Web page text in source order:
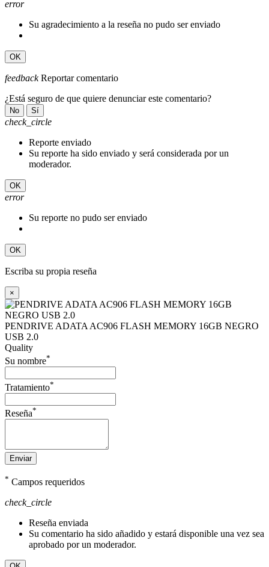
error
Su agradecimiento a la reseña no pudo ser enviado
OK
feedback Reportar comentario
¿Está seguro de que quiere denunciar este comentario?
No Sí
check_circle
Reporte enviado
Su reporte ha sido enviado y será considerada por un
moderador.
OK
error
Su reporte no pudo ser enviado
OK
Escriba su propia reseña
×
PENDRIVE ADATA AC906 FLASH MEMORY 16GB NEGRO
USB 2.0
Quality
Su nombre*
Tratamiento*
Reseña*
Enviar
* Campos requeridos
check_circle
Reseña enviada
Su comentario ha sido añadido y estará disponible una vez sea
aprobado por un moderador.